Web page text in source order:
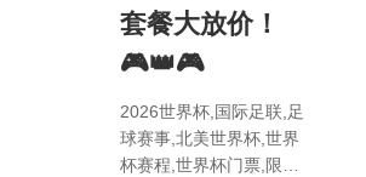
套餐大放价！
🎮👑🎮
2026世界杯,国际足联,足
球赛事,北美世界杯,世界
杯赛程,世界杯门票,限时